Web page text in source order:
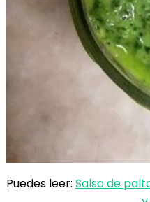
Puedes leer: Salsa de